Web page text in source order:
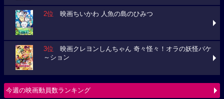
2位 映画ちいかわ 人魚の島のひみつ
3位 映画クレヨンしんちゃん 奇々怪々！オラの妖怪バケ
～ション
今週の映画動員数ランキング